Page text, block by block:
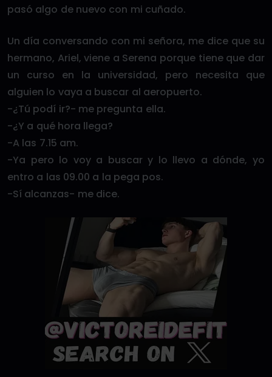
pasó algo de nuevo con mi cuñado.
Un día conversando con mi señora, me dice que su
hermano, Ariel, viene a Serena porque tiene que dar
un curso en la universidad, pero necesita que
alguien lo vaya a buscar al aeropuerto.
-¿Tú podí ir?- me pregunta ella.
-¿Y a qué hora llega?
-A las 7.15 am.
-Ya pero lo voy a buscar y lo llevo a dónde, yo
entro a las 09.00 a la pega pos.
-Sí alcanzas- me dice.